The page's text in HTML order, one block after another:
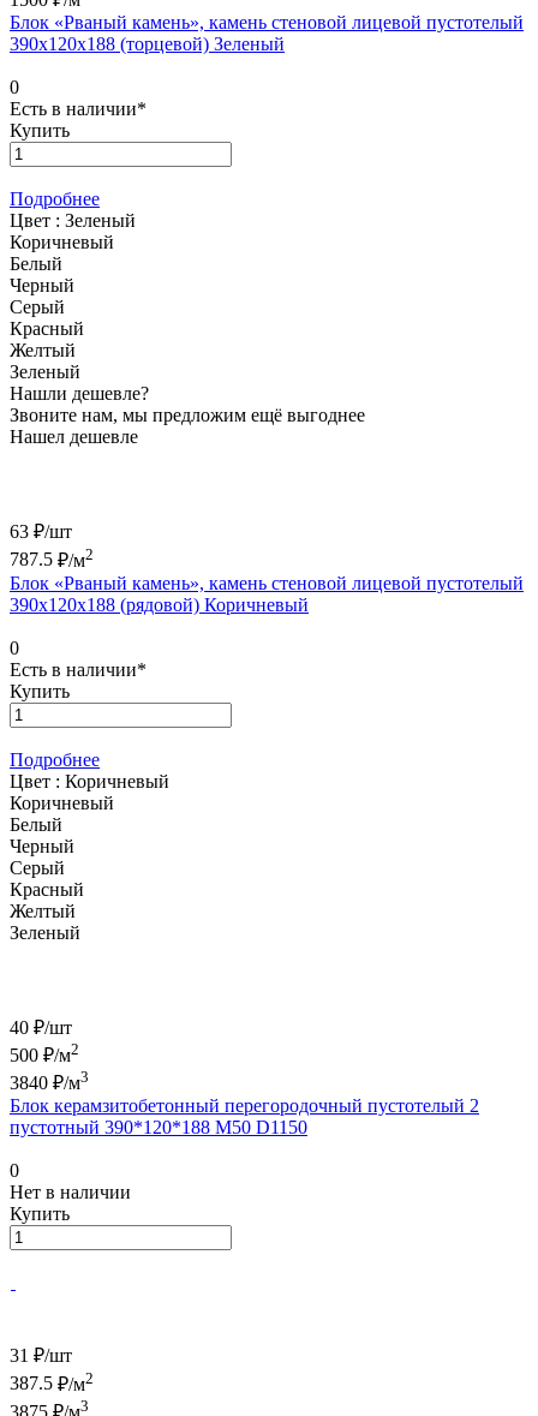
Блок «Рваный камень», камень стеновой лицевой пустотелый
390х120х188 (торцевой) Зеленый
0
Есть в наличии*
Купить
Подробнее
Цвет : Зеленый
Коричневый
Белый
Черный
Серый
Красный
Желтый
Зеленый
Нашли дешевле?
Звоните нам, мы предложим ещё выгоднее
Нашел дешевле
63 ₽/шт
787.5 ₽/м2
Блок «Рваный камень», камень стеновой лицевой пустотелый
390х120х188 (рядовой) Коричневый
0
Есть в наличии*
Купить
Подробнее
Цвет : Коричневый
Коричневый
Белый
Черный
Серый
Красный
Желтый
Зеленый
40 ₽/шт
500 ₽/м2
3840 ₽/м3
Блок керамзитобетонный перегородочный пустотелый 2
пустотный 390*120*188 М50 D1150
0
Нет в наличии
Купить
31 ₽/шт
387.5 ₽/м2
3